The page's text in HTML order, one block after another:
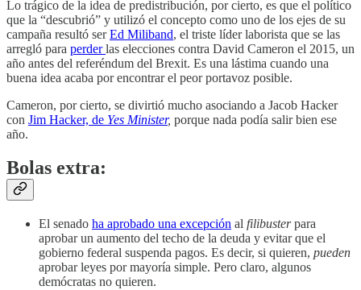
Lo trágico de la idea de predistribución, por cierto, es que el político
que la “descubrió” y utilizó el concepto como uno de los ejes de su
campaña resultó serEd Miliband, el triste líder laborista que se las
arregló para perderlas elecciones contra David Cameron el 2015, un
año antes del referéndum del Brexit. Es una lástima cuando una
buena idea acaba por encontrar el peor portavoz posible.
Cameron, por cierto, se divirtió mucho asociando a Jacob Hacker
con Jim Hacker, de Yes Minister, porque nada podía salir bien ese
año.
Bolas extra:
El senado ha aprobado una excepción al filibusterpara
aprobar un aumento del techo de la deuda y evitar que el
gobierno federal suspenda pagos. Es decir, si quieren, pueden
aprobar leyes por mayoría simple. Pero claro, algunos
demócratas no quieren.